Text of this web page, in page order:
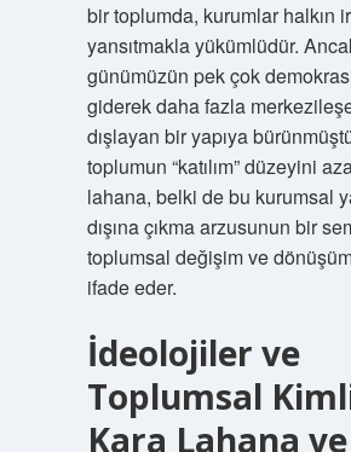
bir toplumda, kurumlar halkın
yansıtmakla yükümlüdür.
günümüzün pek çok
giderek daha fazla
dışlayan bir yapıya
toplumun “katılım” düzeyini
lahana, belki de bu kurumsal
dışına çıkma arzusunun bir
toplumsal değişim ve
ifade eder.
İdeolojiler ve
Toplumsal
Kara Lahana ve